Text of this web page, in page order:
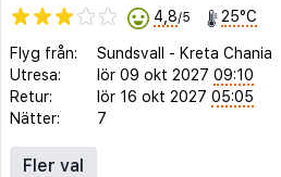
4,8/5 25°C
Flyg från: Sundsvall - Kreta Chania
Utresa:
lör 09 okt 2027 09:10
Retur:
lör 16 okt 2027 05:05
Nätter:
7
Fler val